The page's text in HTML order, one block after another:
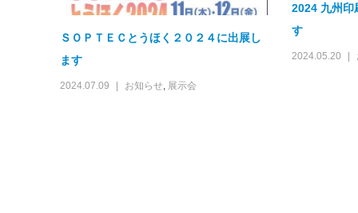
ＳＯＰＴＥＣとうほく２０２４に出展し
ます
2024.07.09 お知らせ, 展示会
2024 九州印
す
2024.05.20